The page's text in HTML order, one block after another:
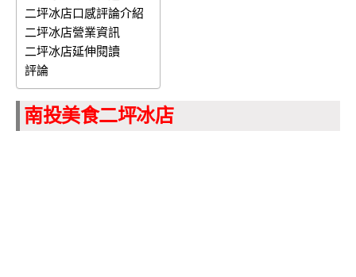
二坪冰店口感評論介紹
二坪冰店營業資訊
二坪冰店延伸閱讀
評論
南投美食二坪冰店